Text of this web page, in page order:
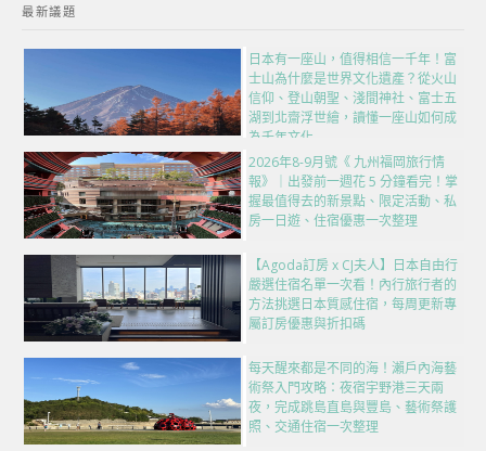
最新議題
日本有一座山，值得相信一千年！富
士山為什麼是世界文化遺產？從火山
信仰、登山朝聖、淺間神社、富士五
湖到北齋浮世繪，讀懂一座山如何成
為千年文化
2026年8-9月號《 九州福岡旅行情
報》｜出發前一週花 5 分鐘看完！掌
握最值得去的新景點、限定活動、私
房一日遊、住宿優惠一次整理
【Agoda訂房 x CJ夫人】日本自由行
嚴選住宿名單一次看！內行旅行者的
方法挑選日本質感住宿，每周更新專
屬訂房優惠與折扣碼
每天醒來都是不同的海！瀨戶內海藝
術祭入門攻略：夜宿宇野港三天兩
夜，完成跳島直島與豐島、藝術祭護
照、交通住宿一次整理